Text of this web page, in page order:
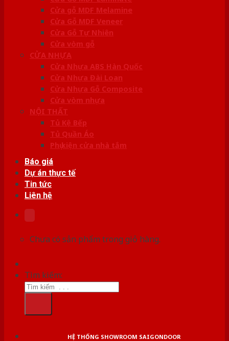
Cửa gỗ MDF Melamine
Cửa Gỗ MDF Veneer
Cửa Gỗ Tự Nhiên
Cửa vòm gỗ
CỬA NHỰA
Cửa Nhựa ABS Hàn Quốc
Cửa Nhựa Đài Loan
Cửa Nhựa Gỗ Composite
Cửa vòm nhựa
NỘI THẤT
Tủ Kệ Bếp
Tủ Quần Áo
Phụ kiện cửa nhà tắm
Báo giá
Dự án thực tế
Tin tức
Liên hệ
Chưa có sản phẩm trong giỏ hàng.
Tìm kiếm:
HỆ THỐNG SHOWROOM SAIGONDOOR